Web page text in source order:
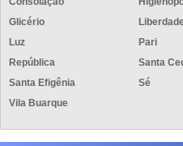
Glicério
Luz
Pari
República
Santa
Santa Efigênia
Sé
Vila Buarque